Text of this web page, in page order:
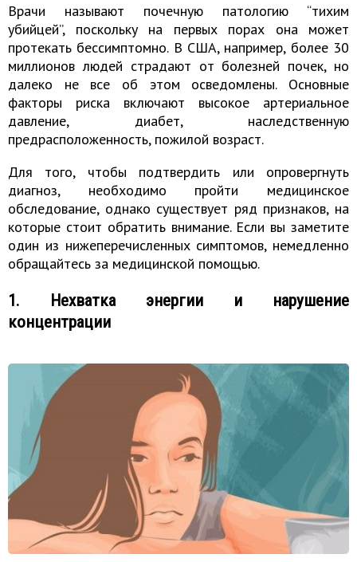
Врачи называют почечную патологию “тихим
убийцей”, поскольку на первых порах она может
протекать бессимптомно. В США, например, более 30
миллионов людей страдают от болезней почек, но
далеко не все об этом осведомлены. Основные
факторы риска включают высокое артериальное
давление, диабет, наследственную
предрасположенность, пожилой возраст.
Для того, чтобы подтвердить или опровергнуть
диагноз, необходимо пройти медицинское
обследование, однако существует ряд признаков, на
которые стоит обратить внимание. Если вы заметите
один из нижеперечисленных симптомов, немедленно
обращайтесь за медицинской помощью.
1. Нехватка энергии и нарушение
концентрации